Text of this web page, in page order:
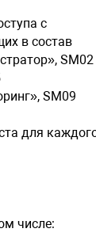
Ввод и
средствах.
Учет
Модуль
SM04
и четыре
с
в состав
SM02
SM09
для
числе: